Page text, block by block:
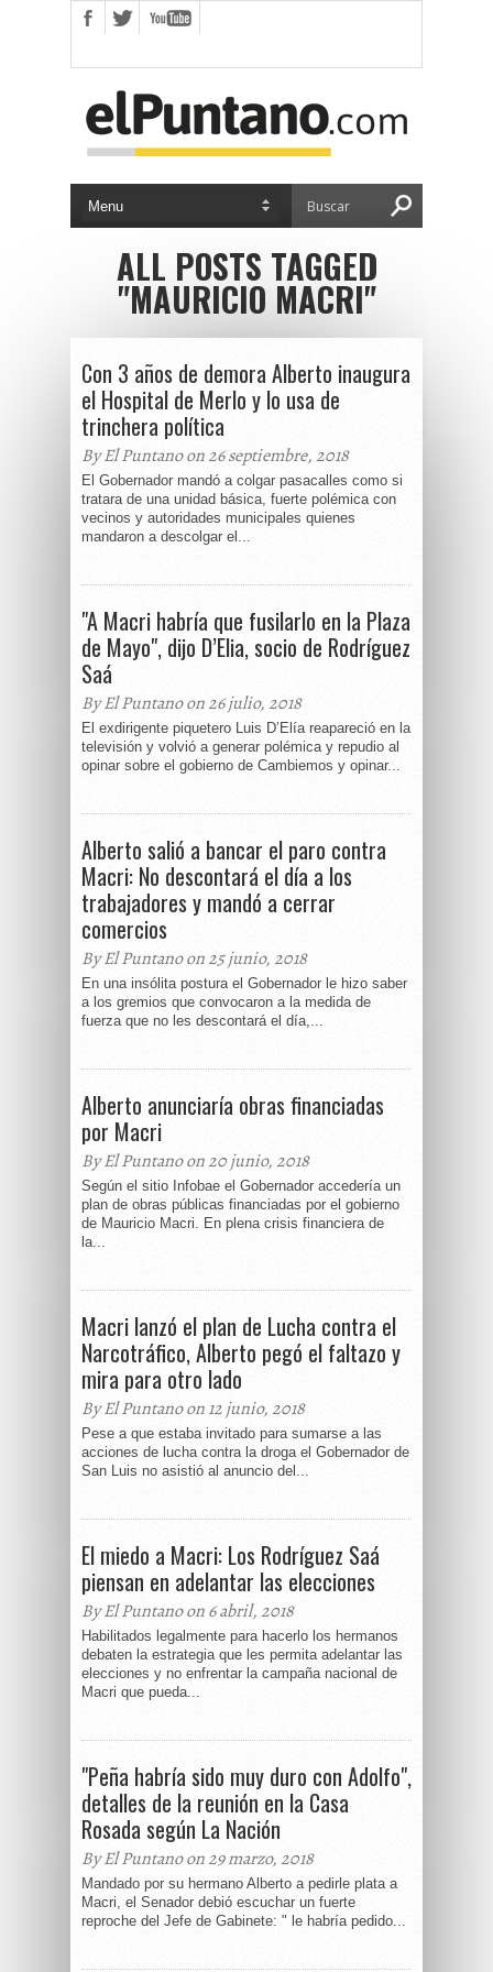
ALL POSTS TAGGED
"MAURICIO MACRI"
Con 3 años de demora Alberto inaugura
el Hospital de Merlo y lo usa de
trinchera política
By El Puntano on 26 septiembre, 2018
El Gobernador mandó a colgar pasacalles como si
tratara de una unidad básica, fuerte polémica con
vecinos y autoridades municipales quienes
mandaron a descolgar el...
"A Macri habría que fusilarlo en la Plaza
de Mayo", dijo D’Elia, socio de Rodríguez
Saá
By El Puntano on 26 julio, 2018
El exdirigente piquetero Luis D’Elía reapareció en la
televisión y volvió a generar polémica y repudio al
opinar sobre el gobierno de Cambiemos y opinar...
Alberto salió a bancar el paro contra
Macri: No descontará el día a los
trabajadores y mandó a cerrar
comercios
By El Puntano on 25 junio, 2018
En una insólita postura el Gobernador le hizo saber
a los gremios que convocaron a la medida de
fuerza que no les descontará el día,...
Alberto anunciaría obras financiadas
por Macri
By El Puntano on 20 junio, 2018
Según el sitio Infobae el Gobernador accedería un
plan de obras públicas financiadas por el gobierno
de Mauricio Macri. En plena crisis financiera de
la...
Macri lanzó el plan de Lucha contra el
Narcotráfico, Alberto pegó el faltazo y
mira para otro lado
By El Puntano on 12 junio, 2018
Pese a que estaba invitado para sumarse a las
acciones de lucha contra la droga el Gobernador de
San Luis no asistió al anuncio del...
El miedo a Macri: Los Rodríguez Saá
piensan en adelantar las elecciones
By El Puntano on 6 abril, 2018
Habilitados legalmente para hacerlo los hermanos
debaten la estrategia que les permita adelantar las
elecciones y no enfrentar la campaña nacional de
Macri que pueda...
"Peña habría sido muy duro con Adolfo",
detalles de la reunión en la Casa
Rosada según La Nación
By El Puntano on 29 marzo, 2018
Mandado por su hermano Alberto a pedirle plata a
Macri, el Senador debió escuchar un fuerte
reproche del Jefe de Gabinete: " le habría pedido...